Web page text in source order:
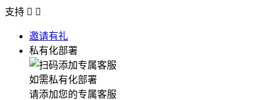
支持  
邀请有礼
私有化部署
如需私有化部署
请添加您的专属客服